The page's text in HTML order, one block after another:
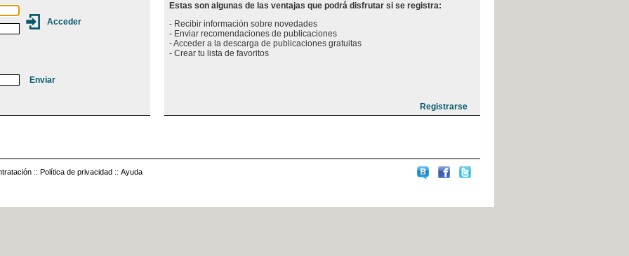
Estas son algunas de las ventajas que podrá disfrutar si se registra:
- Recibir información sobre novedades
- Enviar recomendaciones de publicaciones
- Acceder a la descarga de publicaciones gratuitas
:: Política de privacidad :: Ayuda